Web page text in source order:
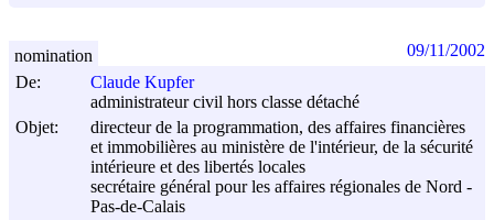
De:
Claude Kupfer
administrateur civil hors classe détaché
Objet:
directeur de la programmation, des affaires financières
et immobilières au ministère de l'intérieur, de la sécurité
intérieure et des libertés locales
secrétaire général pour les affaires régionales de Nord -
Pas-de-Calais
nomination 09/11/2002